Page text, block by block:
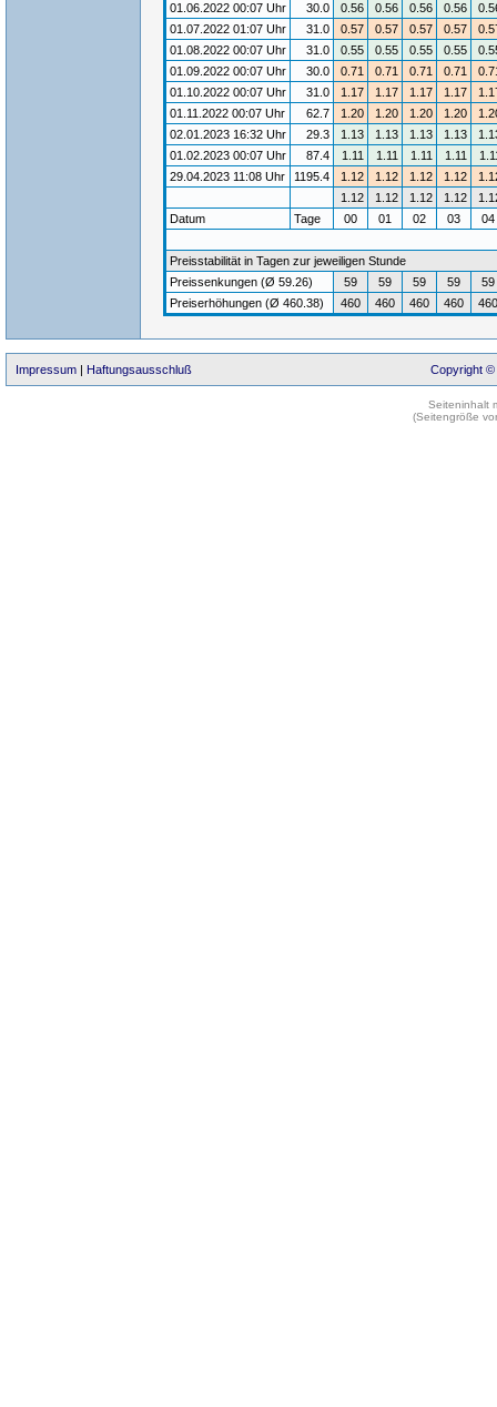
01.06.2022 00:07 Uhr
30.0 0.56 0.56 0.56 0.56
01.07.2022 01:07 Uhr
31.0 0.57 0.57 0.57 0.57
01.08.2022 00:07 Uhr
31.0 0.55 0.55 0.55 0.55
01.09.2022 00:07 Uhr
30.0 0.71 0.71 0.71 0.71
01.10.2022 00:07 Uhr
31.0 1.17 1.17 1.17 1.17
01.11.2022 00:07 Uhr
62.7 1.20 1.20 1.20 1.20
02.01.2023 16:32 Uhr
29.3 1.13 1.13 1.13 1.13
01.02.2023 00:07 Uhr
87.4 1.11 1.11 1.11 1.11
29.04.2023 11:08 Uhr
1195.4 1.12 1.12 1.12 1.12
1.12
1.12 1.12 1.12
Datum
Tage 00 01 02 03 04
Preisstabilität in Tagen zur jeweiligen Stunde
Preissenkungen (Ø 59.26)
59 59 59 59
59
Preiserhöhungen (Ø 460.38)
460 460 460 460 460
Impressum | Haftungsausschluß Copyright ©
Seiteninhalt
(Seitengröße